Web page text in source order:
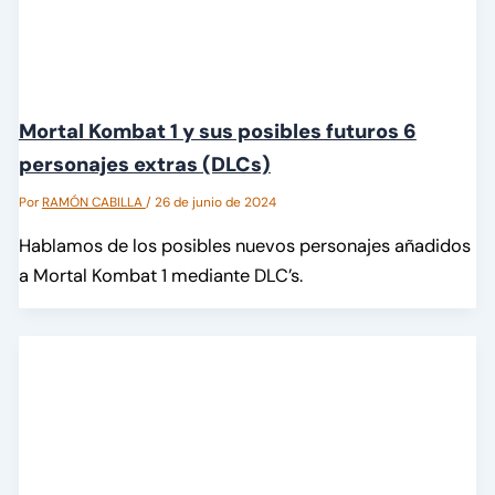
Mortal Kombat 1 y sus posibles futuros 6
personajes extras (DLCs)
PorRAMÓN CABILLA/26 de junio de 2024
Hablamos de los posibles nuevos personajes añadidos
a Mortal Kombat 1 mediante DLC’s.